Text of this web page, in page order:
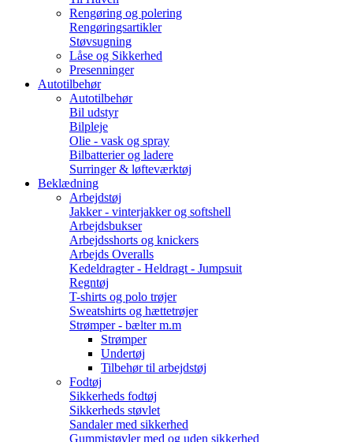
Rengøring og polering
Rengøringsartikler
Støvsugning
Låse og Sikkerhed
Presenninger
Autotilbehør
Autotilbehør
Bil udstyr
Bilpleje
Olie - vask og spray
Bilbatterier og ladere
Surringer & løfteværktøj
Beklædning
Arbejdstøj
Jakker - vinterjakker og softshell
Arbejdsbukser
Arbejdsshorts og knickers
Arbejds Overalls
Kedeldragter - Heldragt - Jumpsuit
Regntøj
T-shirts og polo trøjer
Sweatshirts og hættetrøjer
Strømper - bælter m.m
Strømper
Undertøj
Tilbehør til arbejdstøj
Fodtøj
Sikkerheds fodtøj
Sikkerheds støvlet
Sandaler med sikkerhed
Gummistøvler med og uden sikkerhed